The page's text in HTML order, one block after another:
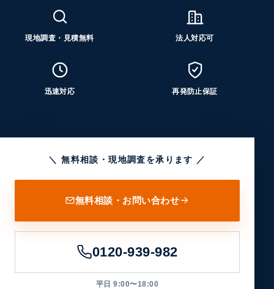
現地調査・見積無料 法人対応可
迅速対応 再発防止保証
＼ 無料相談・現地調査を承ります ／
無料相談・お問い合わせ
0120-939-982
平日 9:00〜18:00